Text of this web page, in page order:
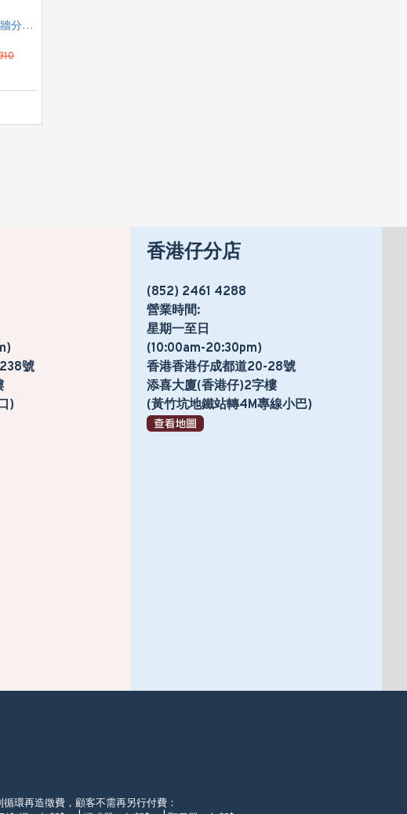
CARRIER 開利 PC09MDK 一匹 移動式淨冷型冷氣機 (附遙控)HITACHI 日立 一匹掛牆分體式變頻冷氣機 RASDX10CSK
號
)
香港仔分店
(852) 2461 4288
營業時間:
星期一至日
(10:00am-20:30pm)
香港香港仔成都道20-28號
添喜大廈(香港仔)2字樓
(黃竹坑地鐵站轉4M專線小巴)
環再造徵費，顧客不需再另行付費：